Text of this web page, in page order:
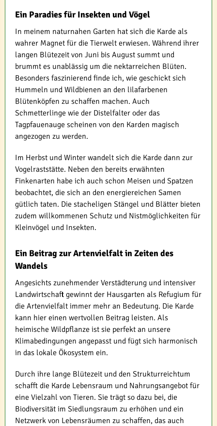
Ein Paradies für Insekten und Vögel
In meinem naturnahen Garten hat sich die Karde als
wahrer Magnet für die Tierwelt erwiesen. Während ihrer
langen Blütezeit von Juni bis August summt und
brummt es unablässig um die nektarreichen Blüten.
Besonders faszinierend finde ich, wie geschickt sich
Hummeln und Wildbienen an den lilafarbenen
Blütenköpfen zu schaffen machen. Auch
Schmetterlinge wie der Distelfalter oder das
Tagpfauenauge scheinen von den Karden magisch
angezogen zu werden.
Im Herbst und Winter wandelt sich die Karde dann zur
Vogelraststätte. Neben den bereits erwähnten
Finkenarten habe ich auch schon Meisen und Spatzen
beobachtet, die sich an den energiereichen Samen
gütlich taten. Die stacheligen Stängel und Blätter bieten
zudem willkommenen Schutz und Nistmöglichkeiten für
Kleinvögel und Insekten.
Ein Beitrag zur Artenvielfalt in Zeiten des
Wandels
Angesichts zunehmender Verstädterung und intensiver
Landwirtschaft gewinnt der Hausgarten als Refugium für
die Artenvielfalt immer mehr an Bedeutung. Die Karde
kann hier einen wertvollen Beitrag leisten. Als
heimische Wildpflanze ist sie perfekt an unsere
Klimabedingungen angepasst und fügt sich harmonisch
in das lokale Ökosystem ein.
Durch ihre lange Blütezeit und den Strukturreichtum
schafft die Karde Lebensraum und Nahrungsangebot für
eine Vielzahl von Tieren. Sie trägt so dazu bei, die
Biodiversität im Siedlungsraum zu erhöhen und ein
Netzwerk von Lebensräumen zu schaffen, das auch